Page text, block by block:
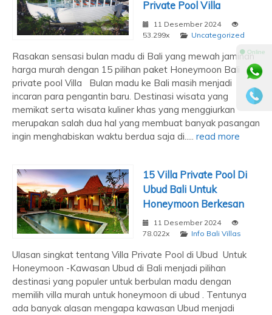
Private Pool Villa
11 Desember 2024
53.299x
Uncategorized
Rasakan sensasi bulan madu di Bali yang mewah jaminan
harga murah dengan 15 pilihan paket Honeymoon Bali
private pool Villa Bulan madu ke Bali masih menjadi
incaran para pengantin baru. Destinasi wisata yang
memikat serta wisata kuliner khas yang menggiurkan
merupakan salah dua hal yang membuat banyak pasangan
ingin menghabiskan waktu berdua saja di..... read more
15 Villa Private Pool Di
Ubud Bali Untuk
Honeymoon Berkesan
11 Desember 2024
78.022x
Info Bali Villas
Ulasan singkat tentang Villa Private Pool di Ubud Untuk
Honeymoon -Kawasan Ubud di Bali menjadi pilihan
destinasi yang populer untuk berbulan madu dengan
memilih villa murah untuk honeymoon di ubud . Tentunya
ada banyak alasan mengapa kawasan Ubud menjadi
⚫ Online